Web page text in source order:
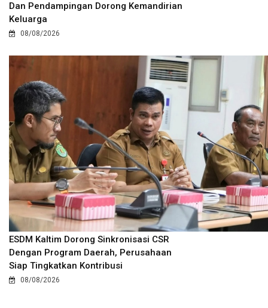
Dan Pendampingan Dorong Kemandirian
Keluarga
08/08/2026
ESDM Kaltim Dorong Sinkronisasi CSR
Dengan Program Daerah, Perusahaan
Siap Tingkatkan Kontribusi
08/08/2026